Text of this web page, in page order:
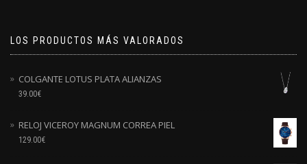
LOS PRODUCTOS MÁS VALORADOS
COLGANTE LOTUS PLATA ALIANZAS
39.00€
RELOJ VICEROY MAGNUM CORREA PIEL
129.00€